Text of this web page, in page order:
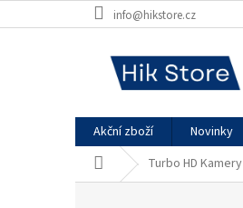
na
info@hikstore.cz
Akční zboží Novinky
Domů Turbo HD Kamery